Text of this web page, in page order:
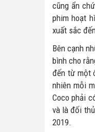
cũng ẩn
phim hoạt
xuất sắc
Bên cạnh
bình cho
đến từ một
nhiên mỗi
Coco phải
và là đối
2019.